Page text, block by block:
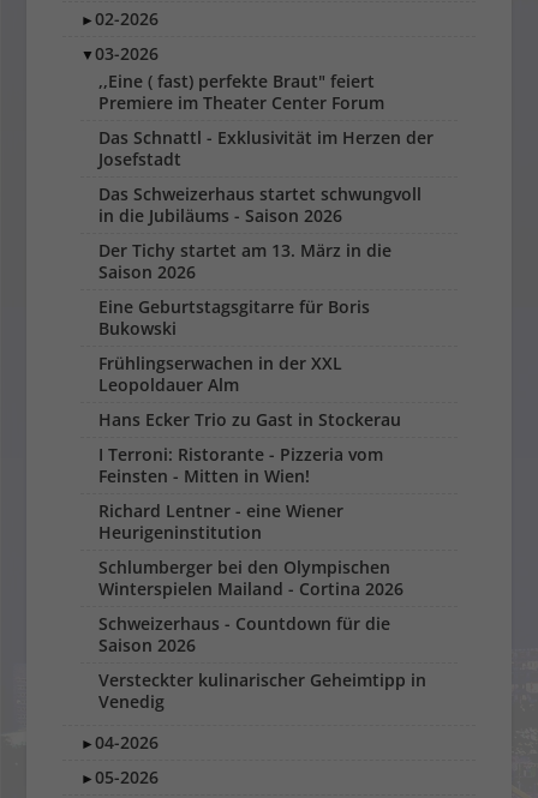
►02-2026
▼03-2026
,,Eine ( fast) perfekte Braut" feiert
Premiere im Theater Center Forum
Das Schnattl - Exklusivität im Herzen der
Josefstadt
Das Schweizerhaus startet schwungvoll
in die Jubiläums - Saison 2026
Der Tichy startet am 13. März in die
Saison 2026
Eine Geburtstagsgitarre für Boris
Bukowski
Frühlingserwachen in der XXL
Leopoldauer Alm
Hans Ecker Trio zu Gast in Stockerau
I Terroni: Ristorante - Pizzeria vom
Feinsten - Mitten in Wien!
Richard Lentner - eine Wiener
Heurigeninstitution
Schlumberger bei den Olympischen
Winterspielen Mailand - Cortina 2026
Schweizerhaus - Countdown für die
Saison 2026
Versteckter kulinarischer Geheimtipp in
Venedig
►04-2026
►05-2026